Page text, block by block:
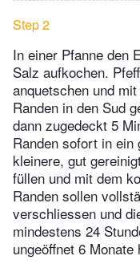
Step 2
In einer Pfanne den
Salz aufkochen.
anquetschen und
Randen in den Sud
dann zugedeckt 5
Randen sofort in
kleinere, gut
füllen und mit dem
Randen sollen
verschliessen und
mindestens 24
ungeöffnet 6 Monate